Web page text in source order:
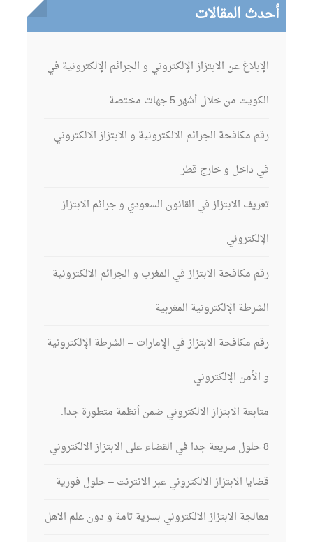
أحدث المقالات
الإبلاغ عن الابتزاز الإلكتروني و الجرائم الإلكترونية في
الكويت من خلال أشهر 5 جهات مختصة
رقم مكافحة الجرائم الالكترونية و الابتزاز الالكتروني
في داخل و خارج قطر
تعريف الابتزاز في القانون السعودي و جرائم الابتزاز
الإلكتروني
رقم مكافحة الابتزاز في المغرب و الجرائم الالكترونية –
الشرطة الإلكترونية المغربية
رقم مكافحة الابتزاز في الإمارات – الشرطة الإلكترونية
و الأمن الإلكتروني
متابعة الابتزاز الالكتروني ضمن أنظمة متطورة جدا.
8 حلول سريعة جدا في القضاء على الابتزاز الالكتروني
قضايا الابتزاز الالكتروني عبر الانترنت – حلول فورية
معالجة الابتزاز الالكتروني بسرية تامة و دون علم الاهل